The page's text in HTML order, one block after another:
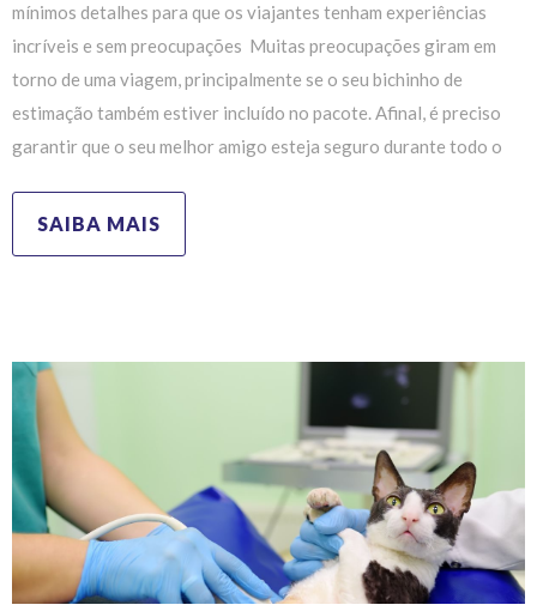
mínimos detalhes para que os viajantes tenham experiências
incríveis e sem preocupações Muitas preocupações giram em
torno de uma viagem, principalmente se o seu bichinho de
estimação também estiver incluído no pacote. Afinal, é preciso
garantir que o seu melhor amigo esteja seguro durante todo o
SAIBA MAIS